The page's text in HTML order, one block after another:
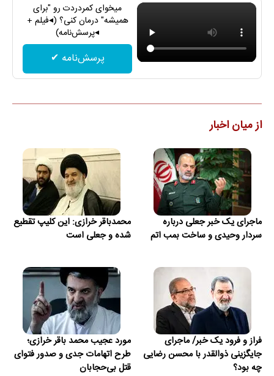
میخوای کمردردت رو "برای
همیشه" درمان کنی؟ (◂فیلم +
◂پرسش‌نامه)
پرسش‌نامه ✔
از میان اخبار
ماجرای یک خبر جعلی درباره
سردار وحیدی و ساخت بمب اتم
محمدباقر خرازی: این کلیپ تقطیع
شده و جعلی است
فراز و فرود یک خبر/ ماجرای
جایگزینی ذوالقدر با محسن رضایی
چه بود؟
مورد عجیب محمد باقر خرازی؛
طرح اتهامات جدی و صدور فتوای
قتل بی‌حجابان